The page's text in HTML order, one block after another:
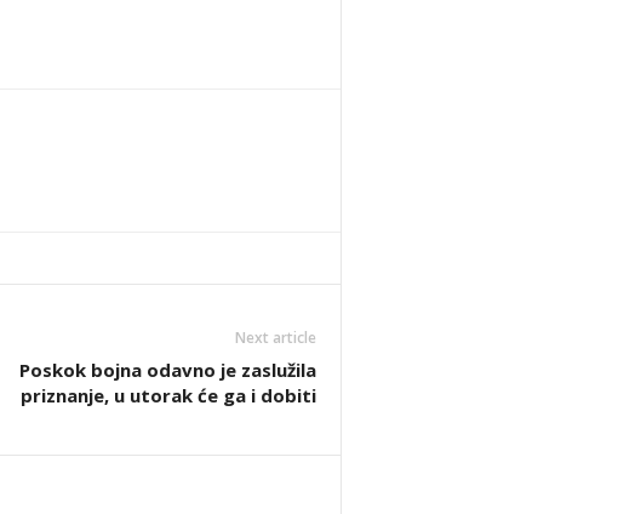
Next article
Poskok bojna odavno je zaslužila
priznanje, u utorak će ga i dobiti